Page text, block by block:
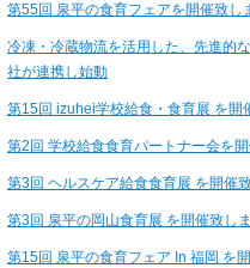
第55回 泉平の食育フェアを開催致し
冷凍・冷蔵物流を活用した、先進的
社が連携し始動
第15回 izuhei学校給食・食育展 を開
第2回 学校給食食育パートナー会を開
第3回 ヘルスケア給食食育展 を開催
第3回 泉平の岡山食育展 を開催致しま
第15回 泉平の食育フェア In 福岡 を